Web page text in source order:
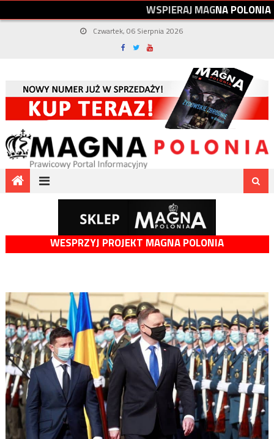
WSPIERAJMAGNAPOLONIA
Czwartek, 06 Sierpnia 2026
WESPRZYJ PROJEKT MAGNA POLONIA